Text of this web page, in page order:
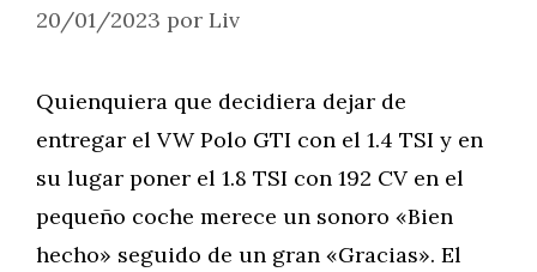
20/01/2023 por Liv
Quienquiera que decidiera dejar de
entregar el VW Polo GTI con el 1.4 TSI y en
su lugar poner el 1.8 TSI con 192 CV en el
pequeño coche merece un sonoro «Bien
hecho» seguido de un gran «Gracias». El